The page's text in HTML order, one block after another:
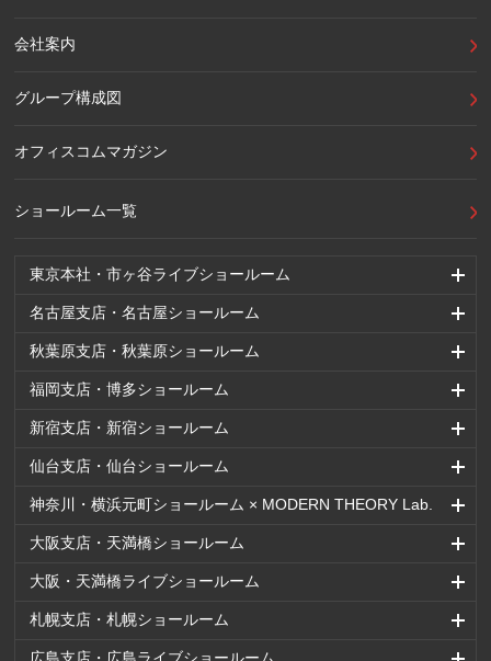
東京本社・市ヶ谷ライブショールーム
名古屋支店・名古屋ショールーム
秋葉原支店・秋葉原ショールーム
福岡支店・博多ショールーム
新宿支店・新宿ショールーム
仙台支店・仙台ショールーム
神奈川・横浜元町ショールーム × MODERN THEORY Lab.
大阪支店・天満橋ショールーム
大阪・天満橋ライブショールーム
札幌支店・札幌ショールーム
会社案内
グループ構成図
オフィスコムマガジン
ショールーム一覧